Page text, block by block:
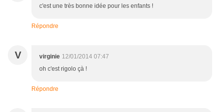
c'est une très bonne idée pour les enfants !
Répondre
V virginie 12/01/2014 07:47
oh c'est rigolo çà !
Répondre